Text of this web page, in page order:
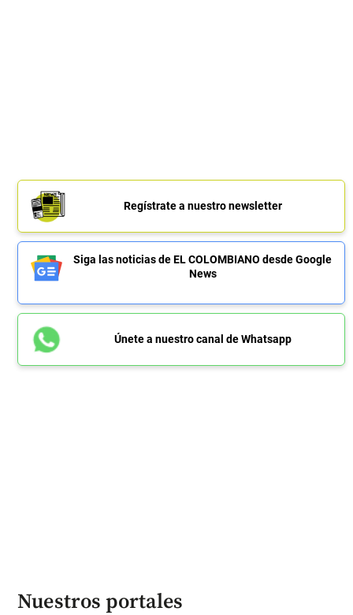
Regístrate a nuestro newsletter
Siga las noticias de EL COLOMBIANO desde Google
News
Únete a nuestro canal de Whatsapp
Nuestros portales